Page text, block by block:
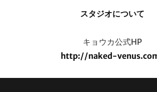
スタジオについて
キョウカ公式HP
http://naked-